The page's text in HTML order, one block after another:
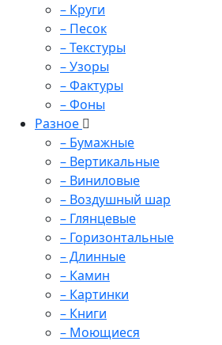
– Круги
– Песок
– Текстуры
– Узоры
– Фактуры
– Фоны
Разное
– Бумажные
– Вертикальные
– Виниловые
– Воздушный шар
– Глянцевые
– Горизонтальные
– Длинные
– Камин
– Картинки
– Книги
– Моющиеся